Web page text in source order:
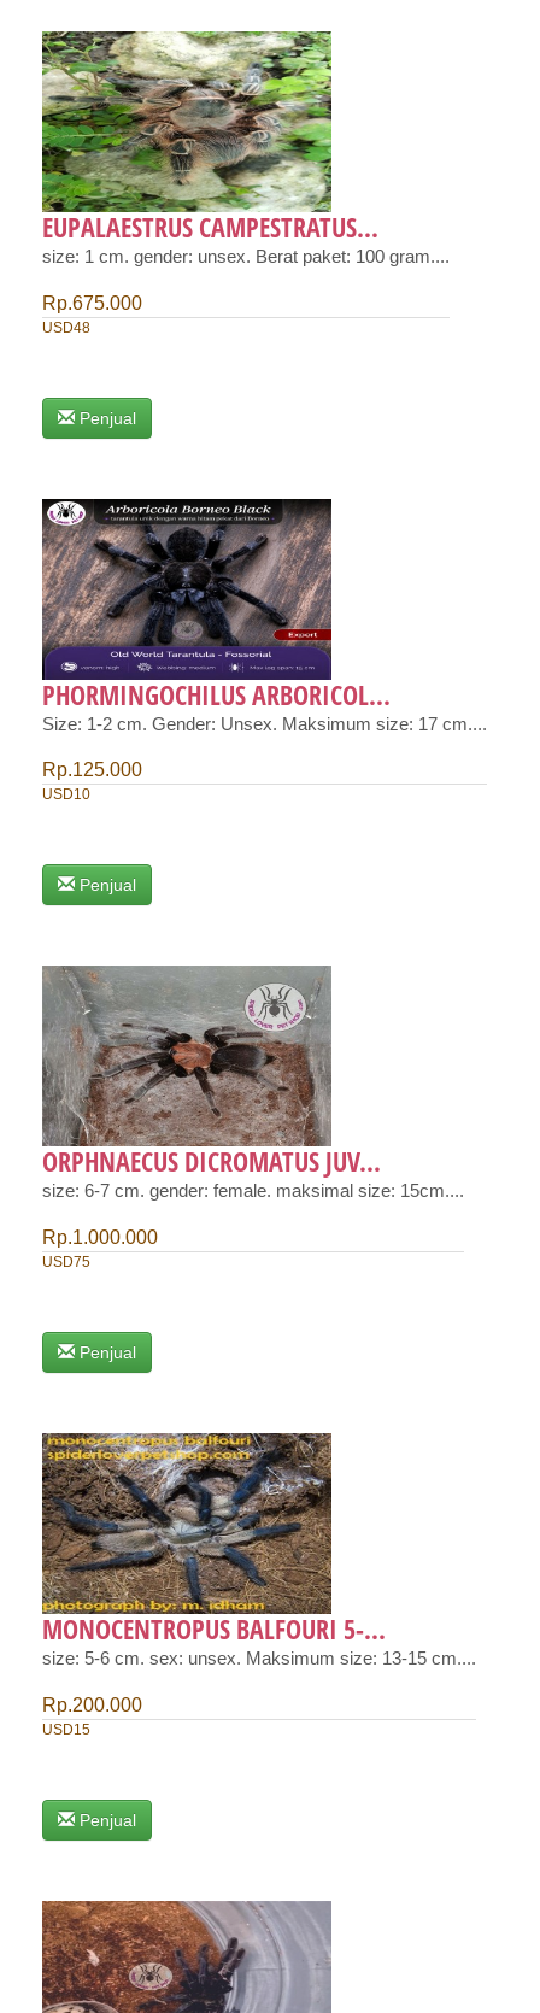
EUPALAESTRUS CAMPESTRATUS...
size: 1 cm. gender: unsex. Berat paket: 100 gram....
Rp.675.000
USD48
Penjual
PHORMINGOCHILUS ARBORICOL...
Size: 1-2 cm. Gender: Unsex. Maksimum size: 17 cm....
Rp.125.000
USD10
Penjual
ORPHNAECUS DICROMATUS JUV...
size: 6-7 cm. gender: female. maksimal size: 15cm....
Rp.1.000.000
USD75
Penjual
MONOCENTROPUS BALFOURI 5-...
size: 5-6 cm. sex: unsex. Maksimum size: 13-15 cm....
Rp.200.000
USD15
Penjual